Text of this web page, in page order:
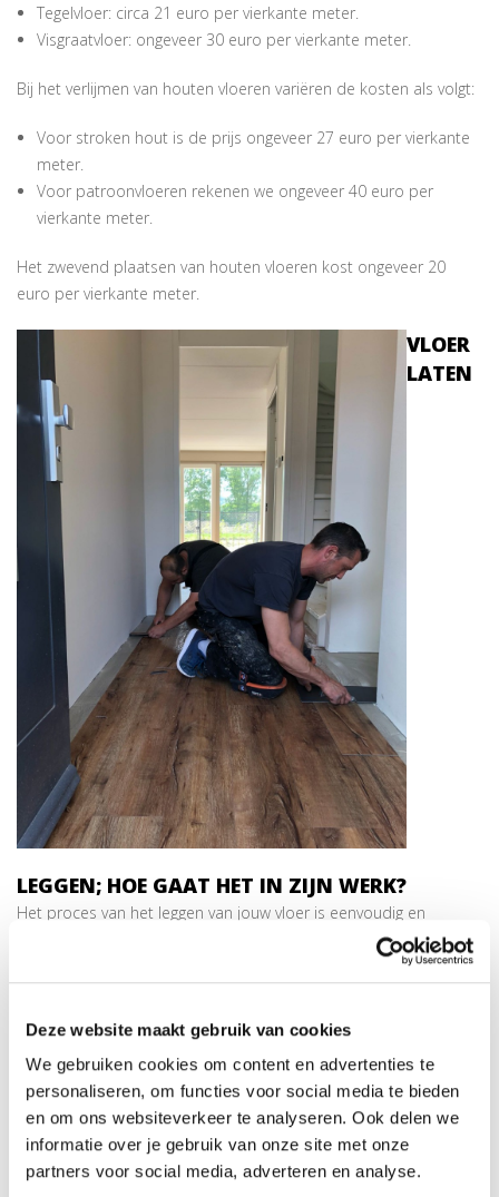
Deze website maakt gebruik van cookies
We gebruiken cookies om content en advertenties te
personaliseren, om functies voor social media te bieden
en om ons websiteverkeer te analyseren. Ook delen we
informatie over je gebruik van onze site met onze
partners voor social media, adverteren en analyse.
Tegelvloer: circa 21 euro per vierkante meter.
Visgraatvloer: ongeveer 30 euro per vierkante meter.
Bij het verlijmen van houten vloeren variëren de kosten als volgt:
Voor stroken hout is de prijs ongeveer 27 euro per vierkante
meter.
Voor patroonvloeren rekenen we ongeveer 40 euro per
vierkante meter.
Het zwevend plaatsen van houten vloeren kost ongeveer 20
euro per vierkante meter.
VLOER
LATEN
LEGGEN; HOE GAAT HET IN ZIJN WERK?
Het proces van het leggen van jouw vloer is eenvoudig en
info@allesvoorparket.nl)
- situatie; bestaande bouw of nieuwbouw
- ondergrond / type dekvloer
- vloerverwarming ja of nee
- het aantal vierkante meters
- een plattegrond indien aanwezig
- jouw adres
- jouw telefoonnummer